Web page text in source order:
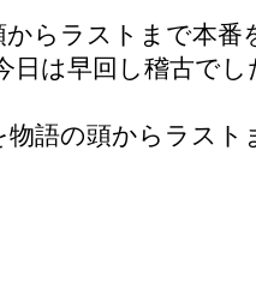
からラストまで本番
日は早回し稽古でし
物語の頭からラスト